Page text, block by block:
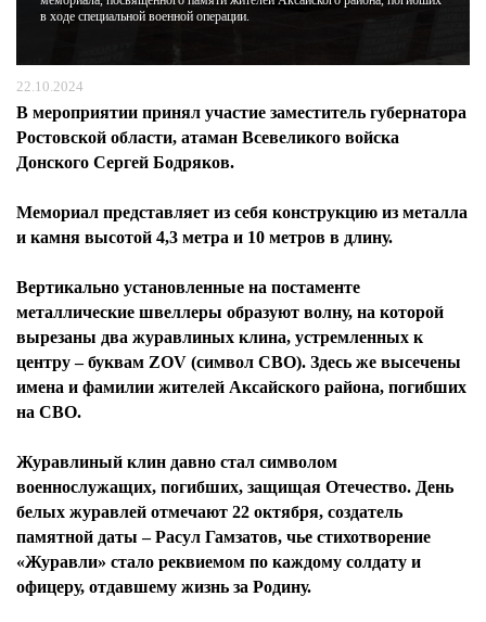
в ходе специальной военной операции.
22.10.2024
В мероприятии принял участие заместитель губернатора
Ростовской области, атаман Всевеликого войска
Донского Сергей Бодряков.
Мемориал представляет из себя конструкцию из металла
и камня высотой 4,3 метра и 10 метров в длину.
Вертикально установленные на постаменте
металлические швеллеры образуют волну, на которой
вырезаны два журавлиных клина, устремленных к
центру – буквам ZOV (символ СВО). Здесь же высечены
имена и фамилии жителей Аксайского района, погибших
на СВО.
Журавлиный клин давно стал символом
военнослужащих, погибших, защищая Отечество. День
белых журавлей отмечают 22 октября, создатель
памятной даты – Расул Гамзатов, чье стихотворение
«Журавли» стало реквиемом по каждому солдату и
офицеру, отдавшему жизнь за Родину.